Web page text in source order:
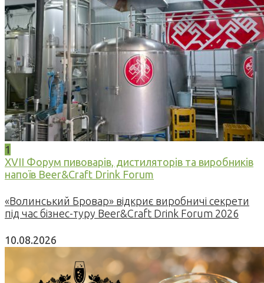
1
XVII Форум пивоварів, дистиляторів та виробників
напоїв Beer&Craft Drink Forum
«Волинський Бровар» відкриє виробничі секрети
під час бізнес-туру Beer&Craft Drink Forum 2026
10.08.2026